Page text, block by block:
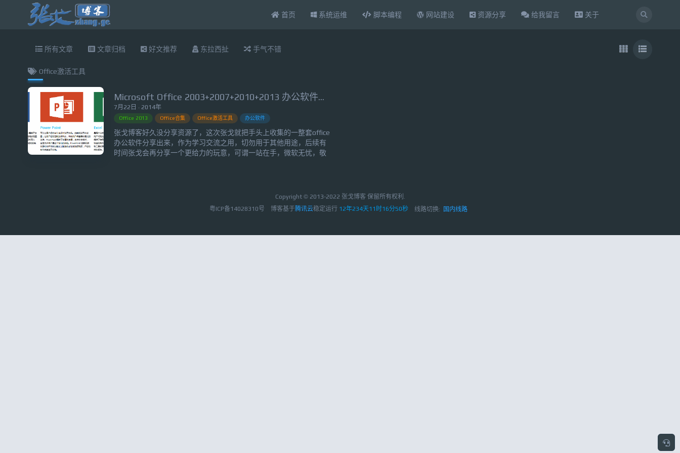
首页 系统运维 脚本编程 网站建设 资源分享 给我留言 关于
所有文章 文章归档 好文推荐 东拉西扯 手气不错
Office激活工具
7月22日 · 2014年
Microsoft Office 2003+2007+2010+2013 办公软件合集(带永久激活工具)
Office 2013 Office合集 Office激活工具 办公软件
张戈博客好久没分享资源了，这次张戈就把手头上收集的一整套office
办公软件分享出来，作为学习交流之用，切勿用于其他用途，后续有
时间张戈会再分享一个更给力的玩意，可谓一站在手，微软无忧，敬
Copyright © 2013-2022 张戈博客 保留所有权利.
粤ICP备14028310号
博客基于腾讯云稳定运行 12年234天11时16分51秒 线路切换: 国内线路